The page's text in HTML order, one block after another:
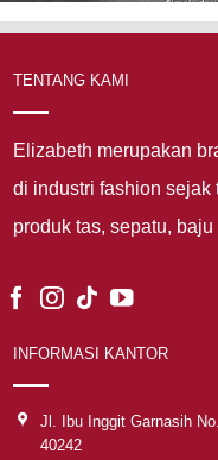
TENTANG KAMI
Elizabeth merupakan
di industri fashion
produk tas, sepatu,
INFORMASI KANTOR
Jl. Ibu Inggit Garnasih
40242